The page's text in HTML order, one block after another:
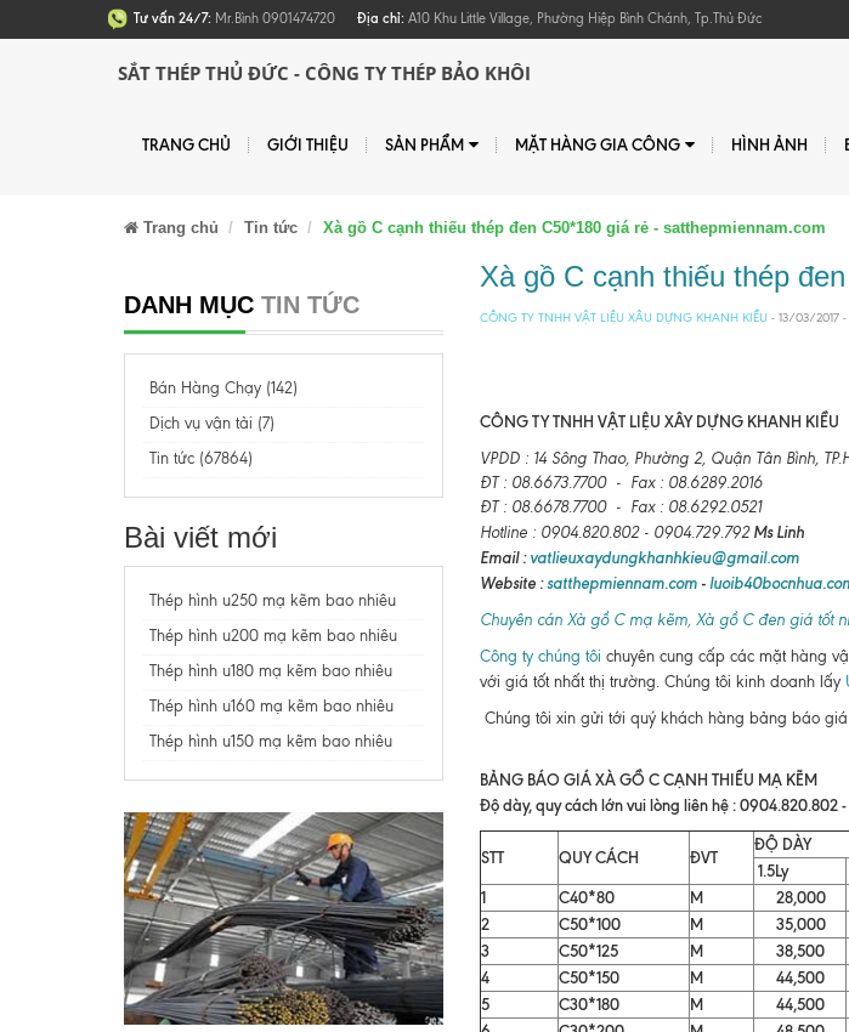
Tư vấn 24/7: Mr.Bình 0901474720 Địa chỉ: A10 Khu Little Village, Phường Hiệp Bình Chánh, Tp.Thủ Đức
SẮT THÉP THỦ ĐỨC - CÔNG TY THÉP BẢO KHÔI
TRANG CHỦ GIỚI THIỆU SẢN PHẨM MẶT HÀNG GIA CÔNG HÌNH ẢNH
Trang chủ Tin tức Xà gồ C cạnh thiếu thép đen C50*180 giá rẻ - satthepmiennam.com
DANH MỤC TIN TỨC
Bán Hàng Chạy (142)
Dịch vụ vận tải (7)
Tin tức (67864)
Bài viết mới
Thép hình u250 mạ kẽm bao nhiêu
Thép hình u200 mạ kẽm bao nhiêu
Thép hình u180 mạ kẽm bao nhiêu
Thép hình u160 mạ kẽm bao nhiêu
Thép hình u150 mạ kẽm bao nhiêu
Xà gồ C cạnh thiếu thép
CÔNG TY TNHH VẬT LIỆU XÂU DỰNG KHANH KIỀU - 13/03/2017 -
CÔNG TY TNHH VẬT LIỆU XÂY DỰNG KHANH KIỀU
VPDD : 14 Sông Thao, Phường 2, Quận Tân Bình,
ĐT : 08.6673.7700 - Fax : 08.6289.2016
ĐT : 08.6678.7700 - Fax : 08.6292.0521
Hotline : 0904.820.802 - 0904.729.792Ms Linh
Email :vatlieuxaydungkhanhkieu@gmail.com
Website :satthepmiennam.com-
Chuyên cán Xà gồ C mạ kẽm, Xà gồ C đen giá tốt
Công ty chúng tôi chuyên cung cấp các mặt hàng
với giá tốt nhất thị trường. Chúng tôi kinh doanh lấy
Chúng tôi xin gửi tới quý khách hàng bảng báo giá
BẢNG BÁO GIÁ XÀ GỒ C CẠNH THIẾU MẠ KẼM
Độ dày, quy cách lớn vui lòng liên hệ : 0904.820.802
STT QUY CÁCH ĐVT
ĐỘ DÀY
1.5Ly
1
C40*80 M 28,000
2
C50*100 M 35,000
3
C50*125 M 38,500
4
C50*150 M 44,500
5
C30*180 M 44,500